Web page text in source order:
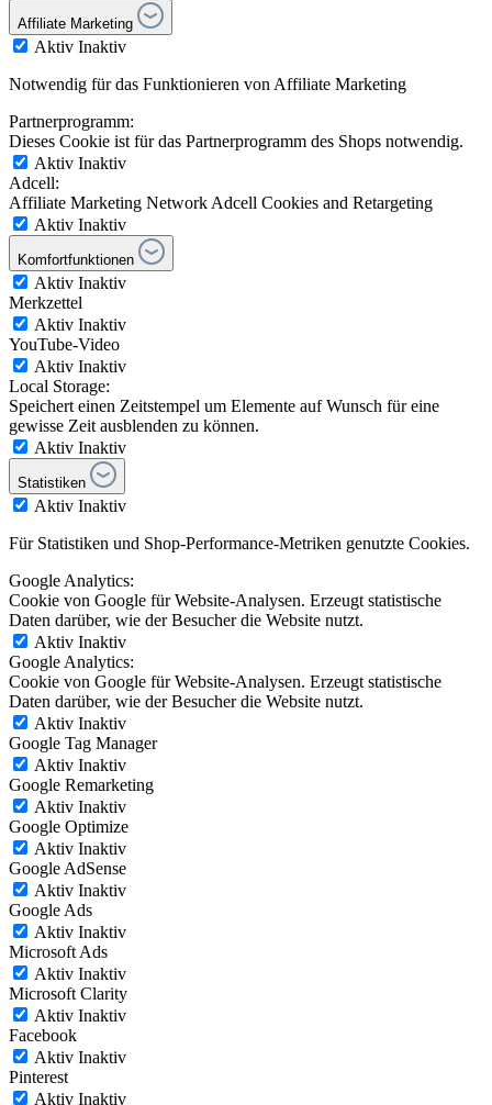
Affiliate Marketing
Aktiv Inaktiv
Notwendig für das Funktionieren von Affiliate Marketing
Partnerprogramm:
Dieses Cookie ist für das Partnerprogramm des Shops notwendig.
Aktiv Inaktiv
Adcell:
Affiliate Marketing Network Adcell Cookies and Retargeting
Aktiv Inaktiv
Komfortfunktionen
Aktiv Inaktiv
Merkzettel
Aktiv Inaktiv
YouTube-Video
Aktiv Inaktiv
Local Storage:
Speichert einen Zeitstempel um Elemente auf Wunsch für eine
gewisse Zeit ausblenden zu können.
Aktiv Inaktiv
Statistiken
Aktiv Inaktiv
Für Statistiken und Shop-Performance-Metriken genutzte Cookies.
Google Analytics:
Cookie von Google für Website-Analysen. Erzeugt statistische
Daten darüber, wie der Besucher die Website nutzt.
Aktiv Inaktiv
Google Analytics:
Cookie von Google für Website-Analysen. Erzeugt statistische
Daten darüber, wie der Besucher die Website nutzt.
Aktiv Inaktiv
Google Tag Manager
Aktiv Inaktiv
Google Remarketing
Aktiv Inaktiv
Google Optimize
Aktiv Inaktiv
Google AdSense
Aktiv Inaktiv
Google Ads
Aktiv Inaktiv
Microsoft Ads
Aktiv Inaktiv
Microsoft Clarity
Aktiv Inaktiv
Facebook
Aktiv Inaktiv
Pinterest
Aktiv Inaktiv